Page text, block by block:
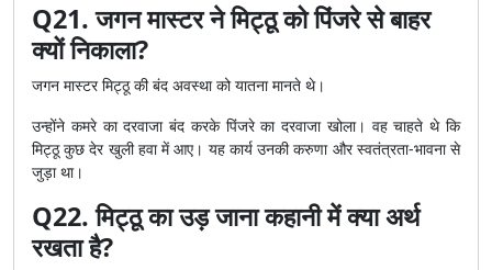
Q21. जगन मास्टर ने मिट्ठू को पिंजरे से बाहर
क्यों निकाला?
जगन मास्टर मिट्ठू की बंद अवस्था को यातना मानते थे।
उन्होंने कमरे का दरवाजा बंद करके पिंजरे का दरवाजा खोला। वह चाहते थे कि
मिट्ठू कुछ देर खुली हवा में आए। यह कार्य उनकी करुणा और स्वतंत्रता-भावना से
जुड़ा था।
Q22. मिट्ठू का उड़ जाना कहानी में क्या अर्थ
रखता है?